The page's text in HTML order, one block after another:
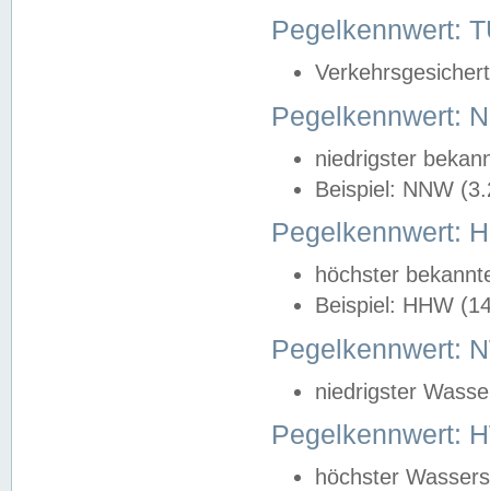
Pegelkennwert:
Pegelkennwert:
niedrigster
Beispiel: NNW
Pegelkennwert:
höchster
Beispiel: HHW
Pegelkennwert:
niedrigster
Pegelkennwert:
höchster